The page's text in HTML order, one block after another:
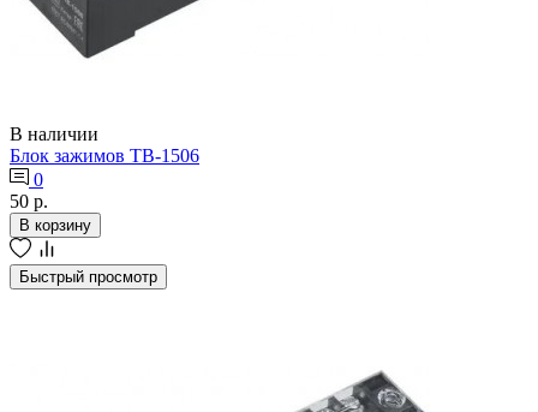
В наличии
Блок зажимов ТВ-1506
0
50 р.
В корзину
Быстрый просмотр